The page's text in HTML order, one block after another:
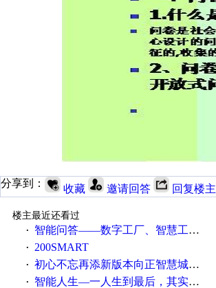
分享到： 收藏 邀请回答 回复楼主
楼主最近还看过
·
智能问答——数字工厂、智慧工厂和智能制造三者的区别是什么？
· 200SMART
· 初心不忘再添新版本向正智慧城市云展厅3.0版亮相
· 智能人生—一人生到最后，其实拼的都是人品